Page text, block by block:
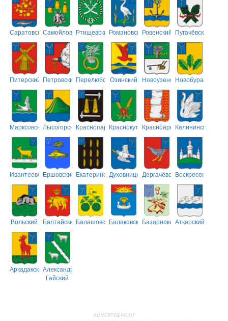
СаратовскийСамойловскийРтищевскийРомановскийРовенский Пугачёвский
Питерский ПетровскийПерелюбскийОзинский НовоузенскийНовобурасский
МарксовскийЛысогорскийКраснопартизанский
КраснокутскийКрасноармейский
Калининский
ИвантеевскийЕршовский ЕкатериновскийДуховницкийДергачёвскийВоскресенский
Вольский БалтайскийБалашовскийБалаковскийБазарнокарабулакский
Аткарский
АркадакскийАлександрово-
Гайский
ADVERTISEMENT